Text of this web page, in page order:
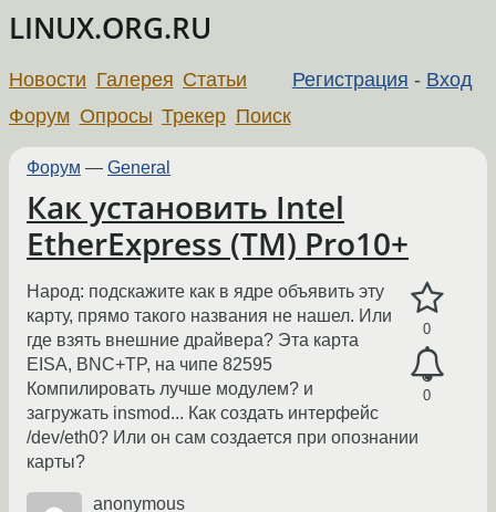
LINUX.ORG.RU
Регистрация - Вход
Новости Галерея Статьи
Форум Опросы Трекер Поиск
Форум — General
Как установить Intel
EtherExpress (TM) Pro10+
0
0
Народ: подскажите как в ядре объявить эту
карту, прямо такого названия не нашел. Или
где взять внешние драйвера? Эта карта
EISA, BNC+TP, на чипе 82595
Компилировать лучше модулем? и
загружать insmod... Как создать интерфейс
/dev/eth0? Или он сам создается при опознании
карты?
anonymous